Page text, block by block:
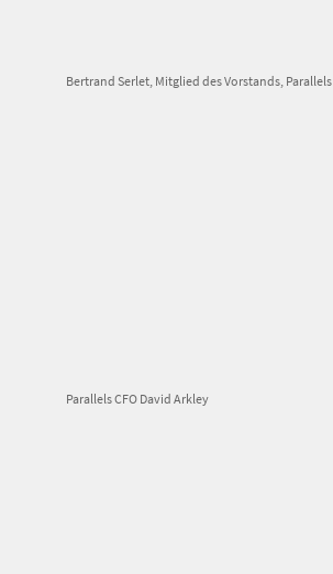
Bertrand Serlet, Mitglied des Vorstands, Parallels
Parallels CFO David Arkley